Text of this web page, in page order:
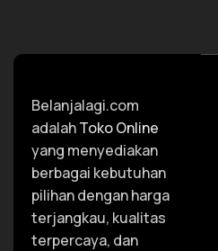
Belanjalagi.com
adalahToko Online
yang menyediakan
berbagai kebutuhan
pilihan dengan harga
terjangkau, kualitas
terpercaya, dan